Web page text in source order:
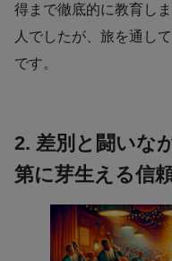
得まで徹底的に教育し
人でしたが、旅を通し
です。
2. 差別と闘いな
第に芽生える信